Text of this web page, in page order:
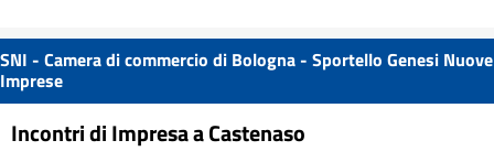
SNI - Camera di commercio di Bologna - Sportello Genesi Nuove
Imprese
Incontri di Impresa a Castenaso